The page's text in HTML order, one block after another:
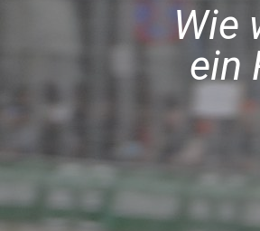
Wie
ein